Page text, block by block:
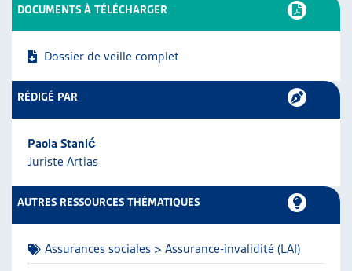
GUIDE SOCIAL ROMAND
AUTRES
ARTIAS
PROJETS ET ACTIVITÉS
DOCUMENTS À TÉLÉCHARGER
Dossier de veille complet
RÉDIGÉ PAR
Paola Stanić
Juriste Artias
AUTRES RESSOURCES THÉMATIQUES
Assurances sociales > Assurance-invalidité (LAI)